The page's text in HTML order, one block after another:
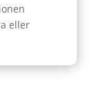
eller